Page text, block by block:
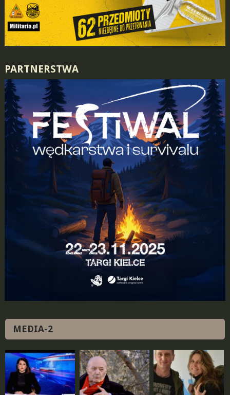
PARTNERSTWA
MEDIA-2